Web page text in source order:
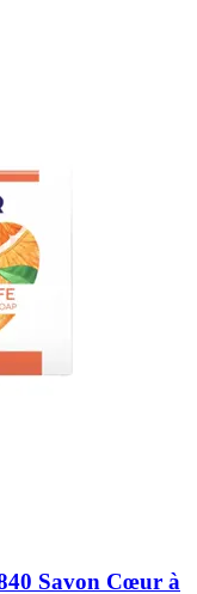
Savon Cœur à